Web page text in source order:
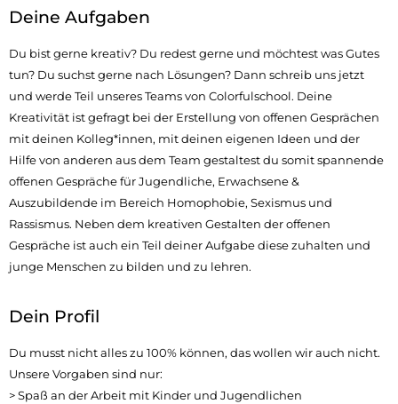
Deine Aufgaben
Du bist gerne kreativ? Du redest gerne und möchtest was Gutes
tun? Du suchst gerne nach Lösungen? Dann schreib uns jetzt
und werde Teil unseres Teams von Colorfulschool. Deine
Kreativität ist gefragt bei der Erstellung von offenen Gesprächen
mit deinen Kolleg*innen, mit deinen eigenen Ideen und der
Hilfe von anderen aus dem Team gestaltest du somit spannende
offenen Gespräche für Jugendliche, Erwachsene &
Auszubildende im Bereich Homophobie, Sexismus und
Rassismus. Neben dem kreativen Gestalten der offenen
Gespräche ist auch ein Teil deiner Aufgabe diese zuhalten und
junge Menschen zu bilden und zu lehren.
Dein Profil
Du musst nicht alles zu 100% können, das wollen wir auch nicht.
Unsere Vorgaben sind nur:
> Spaß an der Arbeit mit Kinder und Jugendlichen